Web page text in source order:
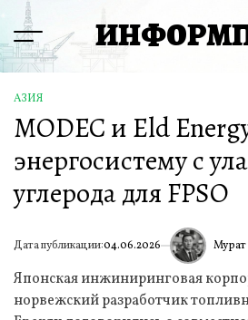
Перейти
содержимому
Menu
ОПУБЛИКОВАНО
В
АЗИЯ
MODEC и Eld
энергосистему с
углерода для FPSO
Дата публикации:04.06.2026 ИА Мурат
Японская инжиниринговая
норвежский разработчик